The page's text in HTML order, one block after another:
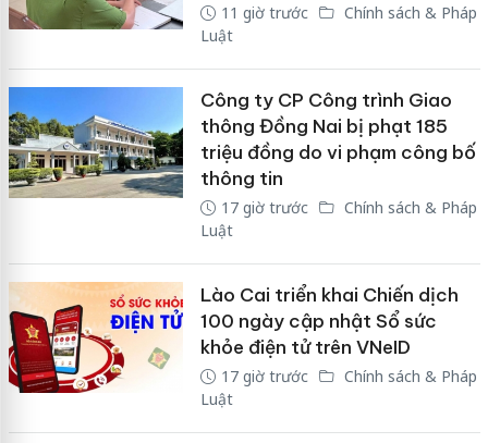
11 giờ trước
Chính sách & Pháp
Luật
Công ty CP Công trình Giao
thông Đồng Nai bị phạt 185
triệu đồng do vi phạm công bố
thông tin
17 giờ trước
Chính sách & Pháp
Luật
Lào Cai triển khai Chiến dịch
100 ngày cập nhật Sổ sức
khỏe điện tử trên VNeID
17 giờ trước
Chính sách & Pháp
Luật